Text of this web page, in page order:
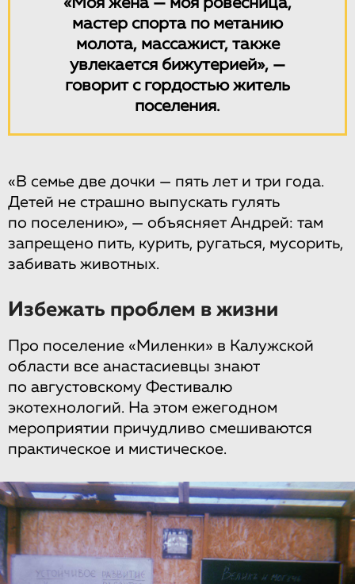
«Моя жена — моя ровесница,
мастер спорта по метанию
молота, массажист, также
увлекается бижутерией», —
говорит с гордостью житель
поселения.
«В семье две дочки — пять лет и три года.
Детей не страшно выпускать гулять
по поселению», — объясняет Андрей: там
запрещено пить, курить, ругаться, мусорить,
забивать животных.
Избежать проблем в жизни
Про поселение «Миленки» в Калужской
области все анастасиевцы знают
по августовскому Фестивалю
экотехнологий. На этом ежегодном
мероприятии причудливо смешиваются
практическое и мистическое.